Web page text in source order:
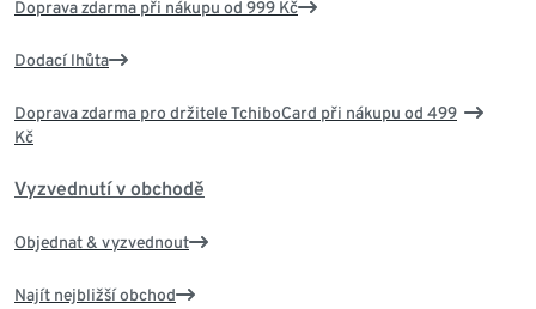
Doprava zdarma při nákupu od 999 Kč
Dodací lhůta
Doprava zdarma pro držitele TchiboCard při nákupu od 499
Kč
Vyzvednutí v obchodě
Objednat & vyzvednout
Najít nejbližší obchod